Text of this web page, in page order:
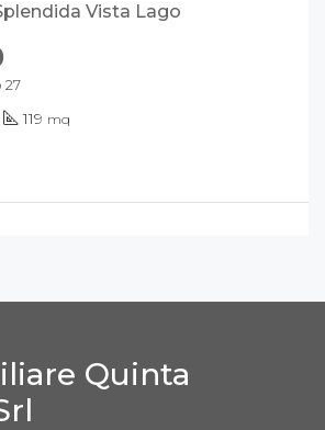
Vista Lago
27
119 mq
Quinta